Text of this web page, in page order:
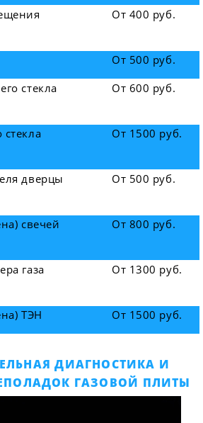
От 400 руб.
От 500 руб.
стекла
От 600 руб.
От 1500 руб.
дверцы
От 500 руб.
свечей
От 800 руб.
газа
От 1300 руб.
ТЭН От 1500 руб.
ДИАГНОСТИКА И
ГАЗОВОЙ ПЛИТЫ